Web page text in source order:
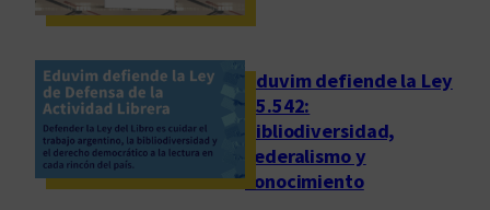
e
t
i
v
a
l
Eduvim defiende la Ley
25.542:
bibliodiversidad,
federalismo y
conocimiento